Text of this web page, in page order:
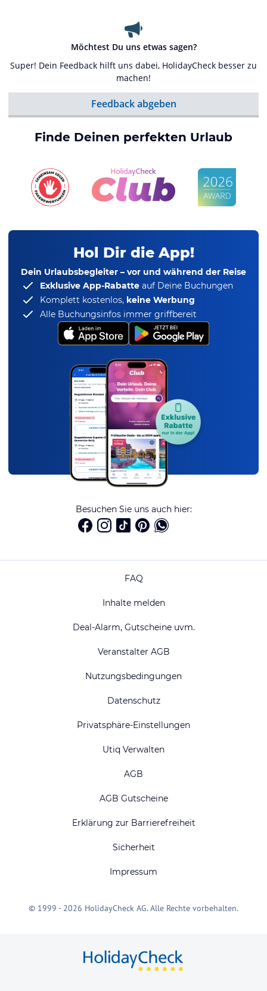
Möchtest Du uns etwas sagen?
Super! Dein Feedback hilft uns dabei, HolidayCheck besser zu
machen!
Feedback abgeben
Finde Deinen perfekten Urlaub
Hol Dir die App!
Dein Urlaubsbegleiter – vor und während der Reise
Exklusive App-Rabatte auf Deine Buchungen
Komplett kostenlos, keine Werbung
Alle Buchungsinfos immer griffbereit
Besuchen Sie uns auch hier:
FAQ
Inhalte melden
Deal-Alarm, Gutscheine uvm.
Veranstalter AGB
Nutzungsbedingungen
Datenschutz
Privatsphäre-Einstellungen
Utiq Verwalten
AGB
AGB Gutscheine
Erklärung zur Barrierefreiheit
Sicherheit
Impressum
© 1999 - 2026 HolidayCheck AG. Alle Rechte vorbehalten.